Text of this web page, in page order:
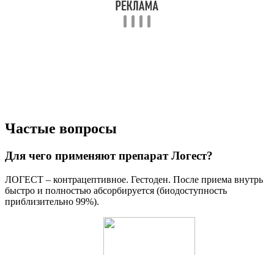
Частые вопросы
Для чего применяют препарат Логест?
ЛОГЕСТ – контрацептивное. Гестоден. После приема внутрь
быстро и полностью абсорбируется (биодоступность
приблизительно 99%).